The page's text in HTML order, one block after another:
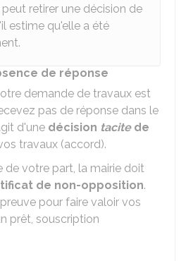
retirer une décision de
estime qu'elle a été
de réponse
demande de travaux est
pas de réponse dans le
d'une décision tacitede
travaux (accord).
de votre part, la mairie doit
de non-opposition.
pour faire valoir vos
prêt, souscription